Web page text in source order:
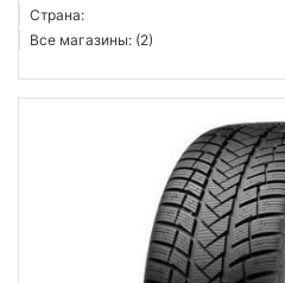
Страна:
Все магазины: (2)